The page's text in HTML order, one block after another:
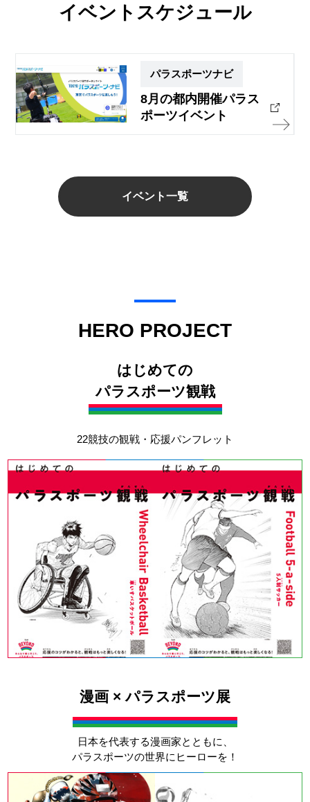
イベントスケジュール
パラスポーツナビ
8月の都内開催パラス
ポーツイベント
イベント一覧
HERO PROJECT
はじめての
パラスポーツ観戦
22競技の観戦・応援パンフレット
漫画 × パラスポーツ展
日本を代表する漫画家とともに、
パラスポーツの世界にヒーローを！